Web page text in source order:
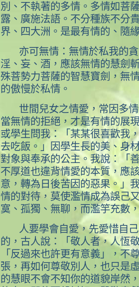
別、不執著的多情。多情如菩
露、廣施法語。不分種族不分
界、四大洲。是最有情的、隨
亦可無情：無情於私我的
淫、妄、酒，應該無情的慧劍
殊菩勢力菩薩的智慧寶劍，無
的傲慢於私情。
世間兒女之情愛，常因多
當無情的拒絕，才是有情的展
或學生問我：「某某很喜歡我
去吃飯。」因學生長的美、身
對象與奉承的公主。我說：「
不厚道也違背情愛的本質，應
意，轉為日後苦因的惡果。」
情的對待，莫使濫情成為誤己
寞、孤獨、無聊，而濫竽充數
人要學會自愛，先愛惜自
的，古人說：「敬人者，人恆
「反過來也許更有意義」，不
張，再如何尊敬別人，也只是
的慧眼不會不知你的道貌岸然